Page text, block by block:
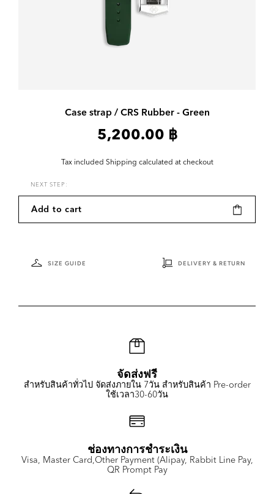
Case strap / CRS Rubber - Green
5,200.00 ฿
Tax included Shipping calculated at checkout
NEXT STEP:
SIZE GUIDE DELIVERY & RETURN
Add to cart
จัดส่งฟรี
สำหรับสินค้าทั่วไป จัดส่งภายใน 7วัน สำหรับสินค้า Pre-order
ใช้เวลา30-60วัน
ช่องทางการชำระเงิน
Visa, Master Card,Other Payment (Alipay, Rabbit Line Pay,
QR Prompt Pay